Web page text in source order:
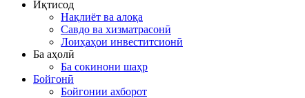
Иқтисод
Нақлиёт ва алоқа
Савдо ва хизматрасонӣ
Лоиҳаҳои инвеститсионӣ
Ба аҳолӣ
Ба сокинони шаҳр
Бойгонӣ
Бойгонии ахборот